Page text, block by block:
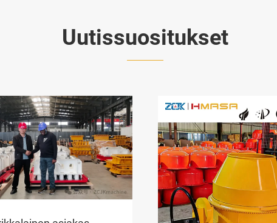
Uutissuositukset